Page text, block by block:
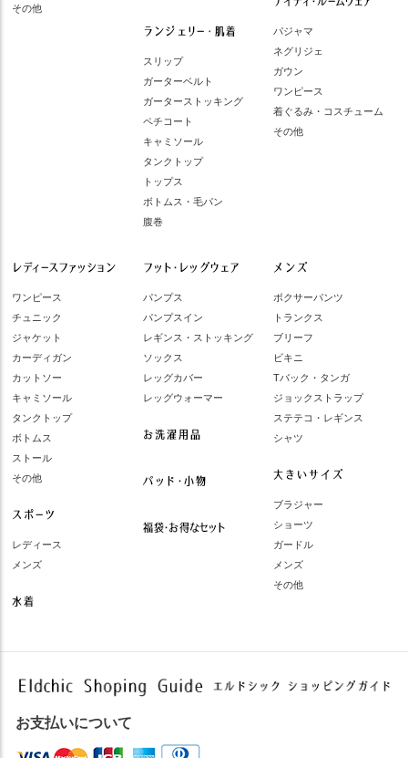
その他
スリップ
ガーターベルト
ガーターストッキング
ペチコート
キャミソール
タンクトップ
トップス
ボトムス・毛パン
腹巻
パジャマ
ネグリジェ
ガウン
ワンピース
着ぐるみ・コスチューム
その他
ワンピース
チュニック
ジャケット
カーディガン
カットソー
キャミソール
タンクトップ
ボトムス
ストール
その他
レディース
メンズ
パンプス
パンプスイン
レギンス・ストッキング
ソックス
レッグカバー
レッグウォーマー
ボクサーパンツ
トランクス
ブリーフ
ビキニ
Tバック・タンガ
ジョックストラップ
ステテコ・レギンス
シャツ
ブラジャー
ショーツ
ガードル
メンズ
その他
お支払いについて